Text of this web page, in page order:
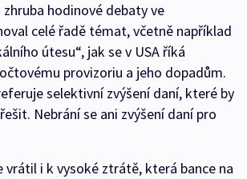
zhruba hodinové debaty ve
celé řadě témat, včetně například
útesu“, jak se v USA říká
provizoriu a jeho dopadům.
selektivní zvýšení daní, které by
Nebrání se ani zvýšení daní pro
vrátil i k vysoké ztrátě, která bance na